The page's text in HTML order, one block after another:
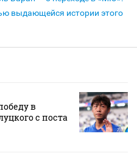
выдающейся истории этого
в
с поста